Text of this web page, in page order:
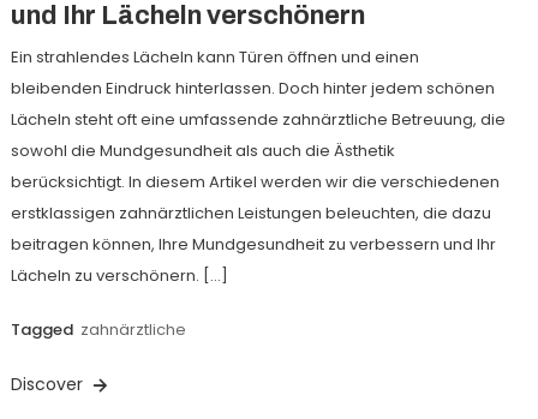
und Ihr Lächeln verschönern
Ein strahlendes Lächeln kann Türen öffnen und einen
bleibenden Eindruck hinterlassen. Doch hinter jedem schönen
Lächeln steht oft eine umfassende zahnärztliche Betreuung, die
sowohl die Mundgesundheit als auch die Ästhetik
berücksichtigt. In diesem Artikel werden wir die verschiedenen
erstklassigen zahnärztlichen Leistungen beleuchten, die dazu
beitragen können, Ihre Mundgesundheit zu verbessern und Ihr
Lächeln zu verschönern. […]
Tagged zahnärztliche
Discover